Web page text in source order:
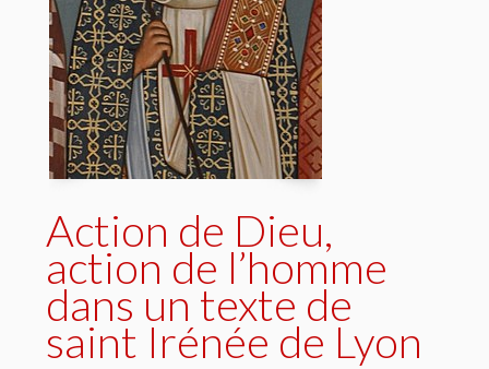
Action de Dieu,
action de l’homme
dans un texte de
saint Irénée de Lyon